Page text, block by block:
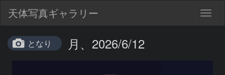
天体写真ギャラリー
となり 月、2026/6/12